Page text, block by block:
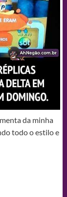
da minha
todo o estilo e